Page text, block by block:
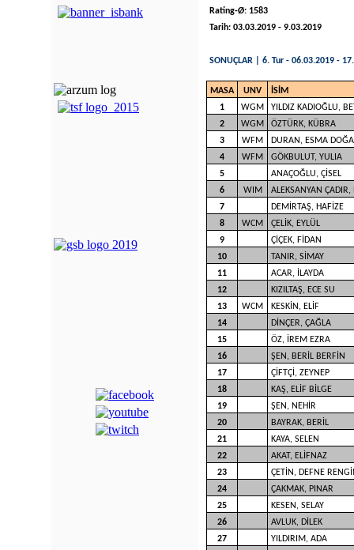
Rating-Ø: 1583
Tarih: 03.03.2019 - 9.03.2019
SONUÇLAR | 6. Tur - 06.03.2019 -
MASA UNV
İSİM
1
WGM
YILDIZ KADIOĞLU,
2
WGM
ÖZTÜRK, KÜBRA
3
WFM
DURAN, ESMA DOĞA
4
WFM
GÖKBULUT, YULIA
5
ANAÇOĞLU, ÇİSEL
6
WIM
ALEKSANYAN ÇADIR,
7
DEMİRTAŞ, HAFİZE
8
WCM
ÇELİK, EYLÜL
9
ÇİÇEK, FİDAN
10
TANIR, SİMAY
11
ACAR, İLAYDA
12
KIZILTAŞ, ECE SU
13
WCM
KESKİN, ELİF
14
DİNÇER, ÇAĞLA
15
ÖZ, İREM EZRA
16
ŞEN, BERİL BERFİN
17
ÇİFTÇİ, ZEYNEP
18
KAŞ, ELİF BİLGE
19
ŞEN, NEHİR
20
BAYRAK, BERİL
21
KAYA, SELEN
22
AKAT, ELİFNAZ
23
ÇETİN, DEFNE
24
ÇAKMAK, PINAR
25
KESEN, SELAY
26
AVLUK, DİLEK
27
YILDIRIM, ADA